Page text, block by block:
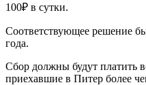
100₽ в сутки.
Соответствующее решение
года.
Сбор должны будут платить
приехавшие в Питер более